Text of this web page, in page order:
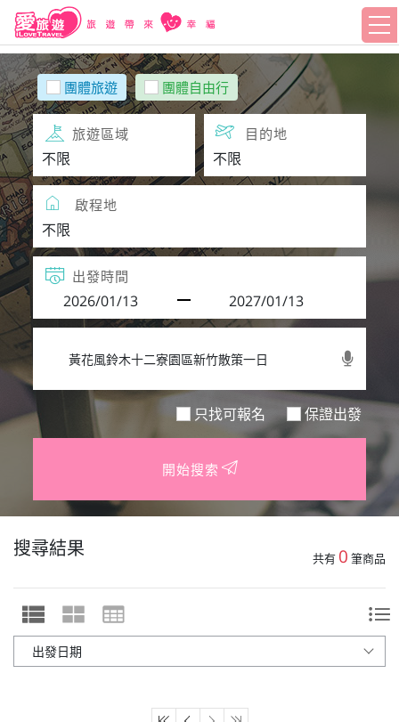
團體旅遊 團體自由行
旅遊區域 目的地
啟程地
出發時間
只找可報名 保證出發
開始搜索
搜尋結果 共有 0 筆商品